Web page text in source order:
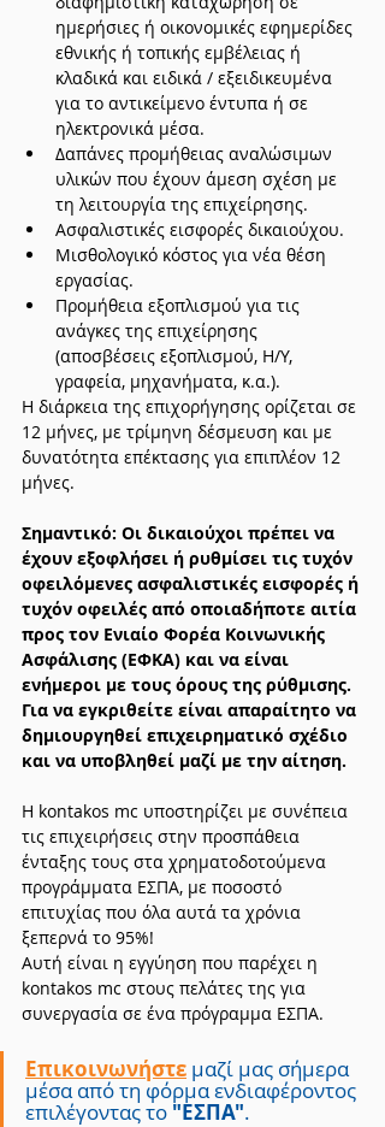
ηµερήσιες ή οικονοµικές εφηµερίδες
εθνικής ή τοπικής εµβέλειας ή
κλαδικά και ειδικά / εξειδικευµένα
για το αντικείµενο έντυπα ή σε
ηλεκτρονικά µέσα.
Δαπάνες προµήθειας αναλώσιµων
υλικών που έχουν άµεση σχέση µε
τη λειτουργία της επιχείρησης.
Ασφαλιστικές εισφορές δικαιούχου.
Μισθολογικό κόστος για νέα θέση
εργασίας.
Προμήθεια εξοπλισμού για τις
ανάγκες της επιχείρησης
(αποσβέσεις εξοπλισμού, Η/Υ,
γραφεία, μηχανήματα, κ.α.).
Η διάρκεια της επιχορήγησης ορίζεται σε
12 μήνες, με τρίμηνη δέσμευση και με
δυνατότητα επέκτασης για επιπλέον 12
μήνες.
Σημαντικό: Οι δικαιούχοι πρέπει να
έχουν εξοφλήσει ή ρυθμίσει τις τυχόν
οφειλόμενες ασφαλιστικές εισφορές ή
τυχόν οφειλές από οποιαδήποτε αιτία
προς τον Ενιαίο Φορέα Κοινωνικής
Ασφάλισης (ΕΦΚΑ) και να είναι
ενήμεροι με τους όρους της ρύθμισης.
Για να εγκριθείτε είναι απαραίτητο να
δημιουργηθεί επιχειρηματικό σχέδιο
και να υποβληθεί μαζί με την αίτηση.
Η kontakos mc υποστηρίζει με συνέπεια
τις επιχειρήσεις στην προσπάθεια
ένταξης τους στα χρηματοδοτούμενα
προγράμματα ΕΣΠΑ, με ποσοστό
επιτυχίας που όλα αυτά τα χρόνια
ξεπερνά το 95%!
Αυτή είναι η εγγύηση που παρέχει η
kontakos mc στους πελάτες της για
συνεργασία σε ένα πρόγραμμα ΕΣΠΑ.
Επικοινωνήστε μαζί μας σήμερα
μέσα από τη φόρμα ενδιαφέροντος
επιλέγοντας το "ΕΣΠΑ".